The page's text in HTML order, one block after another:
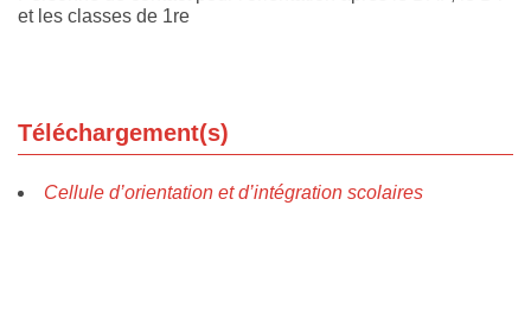
et les classes de 1re
Téléchargement(s)
Cellule d’orientation et d’intégration scolaires